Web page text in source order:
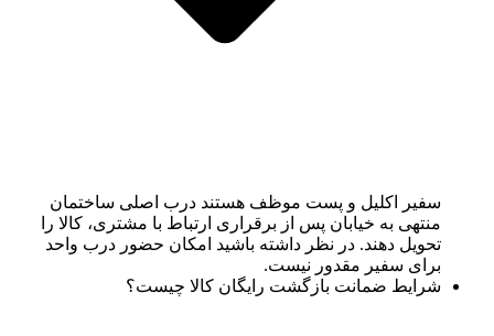
سفیر اکلیل و پست موظف هستند درب اصلی ساختمان
منتهی به خیابان پس از برقراری ارتباط با مشتری، کالا را
تحویل دهند. در نظر داشته باشید امکان حضور درب واحد
برای سفیر مقدور نیست.
شرایط ضمانت بازگشت رایگان کالا چیست؟